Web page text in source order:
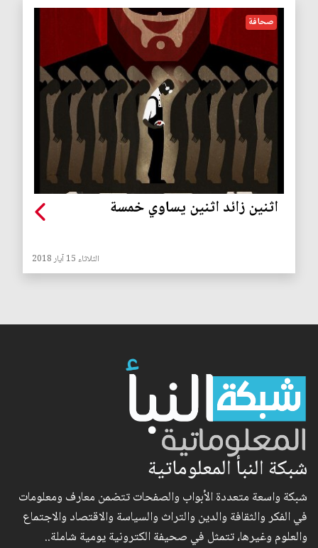
صحافة
اثنين زائد اثنين يساوي خمسة
الثلاثاء 15 آيار 2018
شبكة النبأ المعلوماتية
شبكة واسعة متعددة الأبواب والصفحات تتضمن معارف ومعلومات
في الفكر والثقافة والدين والتراث والسياسة والاقتصاد والاجتماع
والعلوم وغيرها، تتمثل في صحيفة الكترونية يومية شاملة..